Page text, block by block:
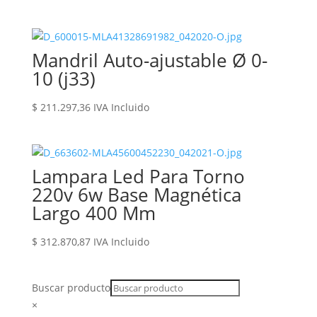
Mandril Auto-ajustable Ø 0-
10 (j33)
$ 211.297,36 IVA Incluido
Lampara Led Para Torno
220v 6w Base Magnética
Largo 400 Mm
$ 312.870,87 IVA Incluido
Buscar producto
×